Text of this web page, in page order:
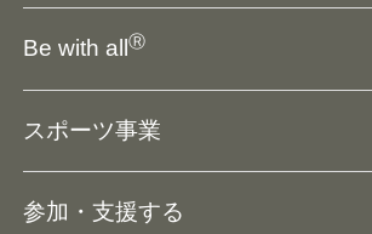
SO組織について
役員等一覧
Be with allⓇ
スポーツ事業
参加・支援する